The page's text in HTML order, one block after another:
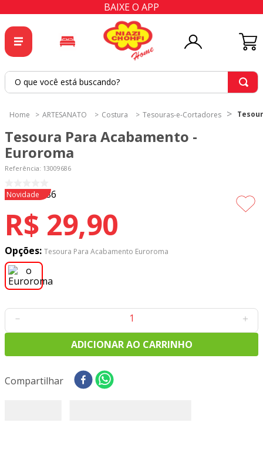
BAIXE O APP
O que você está buscando?
ARTESANATO Costura Tesouras-e-Cortadores
Tesoura Para Acabamento -
Euroroma
Referência: 13009686
Novidade
R$ 29,90
Opções: Tesoura Para Acabamento Euroroma
＋
－
ADICIONAR AO CARRINHO
Compartilhar
2º
tapete
cortina
6º
percal
7º
tecido tricoline
8
tricoline digital
9º
tecido oxford
10º tapete sisal